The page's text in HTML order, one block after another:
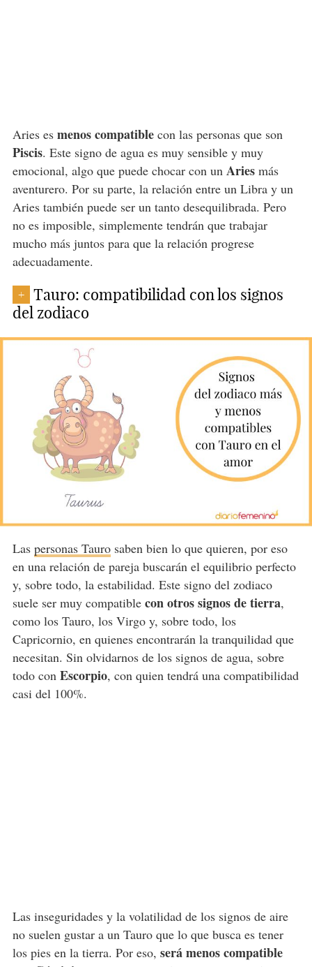
Aries es menos compatiblecon las personas que son
Piscis. Este signo de agua es muy sensible y muy
emocional, algo que puede chocar con un Ariesmás
aventurero. Por su parte, la relación entre un Libra y un
Aries también puede ser un tanto desequilibrada. Pero
no es imposible, simplemente tendrán que trabajar
mucho más juntos para que la relación progrese
adecuadamente.
+
Tauro: compatibilidad con los signos
del zodiaco
Las personas Taurosaben bien lo que quieren, por eso
en una relación de pareja buscarán el equilibrio perfecto
y, sobre todo, la estabilidad. Este signo del zodiaco
suele ser muy compatible con otros signos de tierra,
como los Tauro, los Virgo y, sobre todo, los
Capricornio, en quienes encontrarán la tranquilidad que
necesitan. Sin olvidarnos de los signos de agua, sobre
todo con Escorpio, con quien tendrá una compatibilidad
casi del 100%.
Las inseguridades y la volatilidad de los signos de aire
no suelen gustar a un Tauro que lo que busca es tener
los pies en la tierra. Por eso, será menos compatible